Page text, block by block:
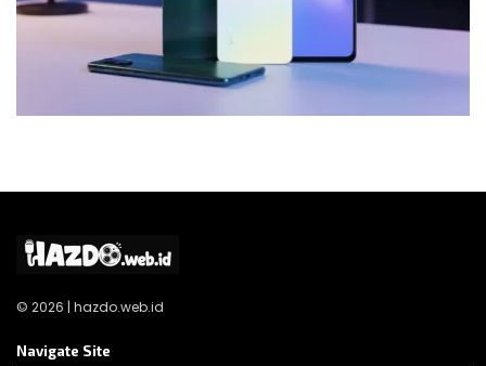
© 2026 | hazdo.web.id
Navigate Site